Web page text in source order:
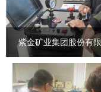
紫金矿业集团股份有